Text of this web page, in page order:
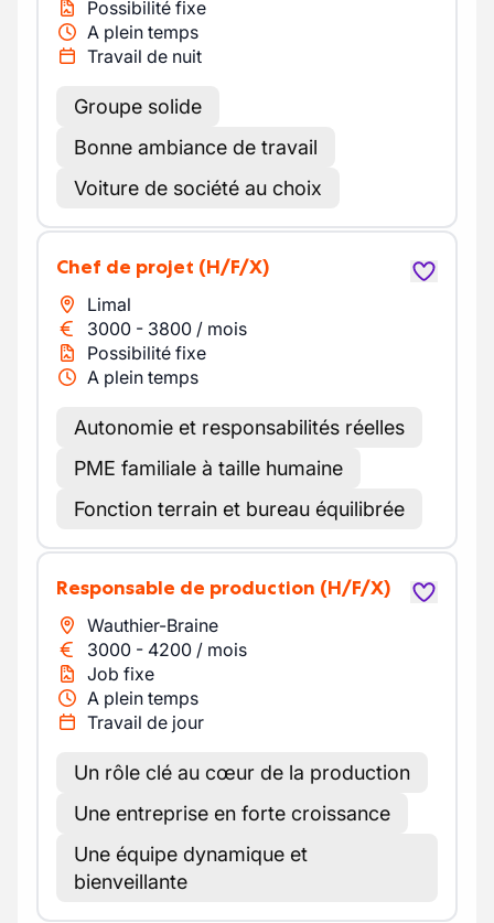
Possibilité fixe
A plein temps
Travail de nuit
Groupe solide
Bonne ambiance de travail
Voiture de société au choix
Chef de projet (H/F/X)
Limal
3000 - 3800 / mois
Possibilité fixe
A plein temps
Autonomie et responsabilités réelles
PME familiale à taille humaine
Fonction terrain et bureau équilibrée
Responsable de production (H/F/X)
Wauthier-Braine
3000 - 4200 / mois
Job fixe
A plein temps
Travail de jour
Un rôle clé au cœur de la production
Une entreprise en forte croissance
Une équipe dynamique et
bienveillante